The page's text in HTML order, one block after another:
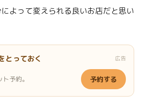
よって変えられる良いお店だと思い
とっておく 広告
予約。 予約する